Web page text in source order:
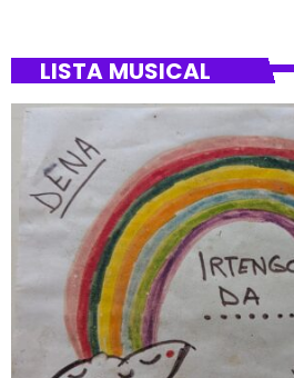
LISTA MUSICAL